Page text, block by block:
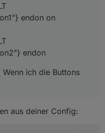
endon on
endon
ich die Buttons
aus deiner Config: